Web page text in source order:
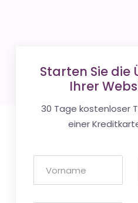
Starten Sie die
Ihrer
30 Tage kostenloser
einer